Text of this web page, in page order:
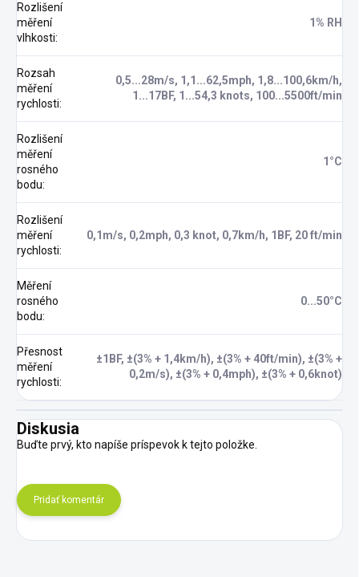
Rozlišení
měření
vlhkosti:
1% RH
Rozsah
měření
rychlosti:
0,5...28m/s, 1,1...62,5mph, 1,8...100,6km/h,
1...17BF, 1...54,3 knots, 100...5500ft/min
Rozlišení
měření
rosného
bodu:
1°C
Rozlišení
měření
rychlosti:
0,1m/s, 0,2mph, 0,3 knot, 0,7km/h, 1BF, 20 ft/min
Měření
rosného
bodu:
0...50°C
Přesnost
měření
rychlosti:
±1BF, ±(3% + 1,4km/h), ±(3% + 40ft/min), ±(3% +
0,2m/s), ±(3% + 0,4mph), ±(3% + 0,6knot)
Diskusia
Buďte prvý, kto napíše príspevok k tejto položke.
Pridať komentár